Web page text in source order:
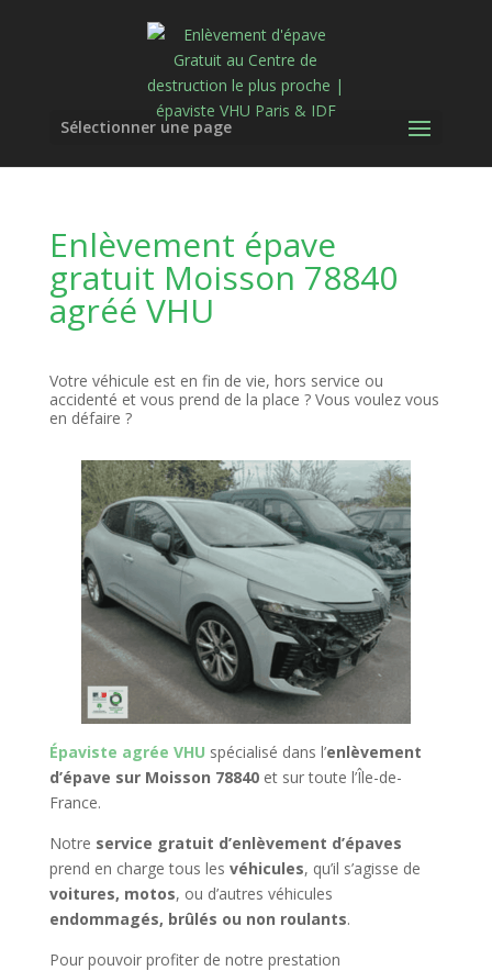
Sélectionner une page
Enlèvement épave
gratuit Moisson 78840
agréé VHU
Votre véhicule est en fin de vie, hors service ou
accidenté et vous prend de la place ? Vous voulez vous
en défaire ?
Épaviste agrée VHU spécialisé dans l’enlèvement
d’épave sur Moisson 78840et sur toute l’Île-de-
France.
Notre service gratuit d’enlèvement d’épaves
prend en charge tous les véhicules, qu’il s’agisse de
voitures, motos, ou d’autres véhicules
endommagés, brûlés ou non roulants.
Pour pouvoir profiter de notre prestation